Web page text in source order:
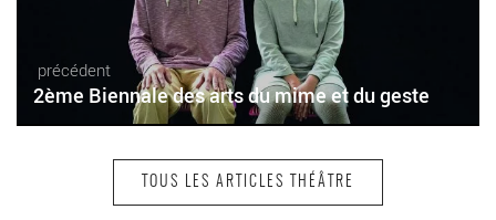
précédent
2ème Biennale des arts du mime et du geste
TOUS LES ARTICLES THÉÂTRE